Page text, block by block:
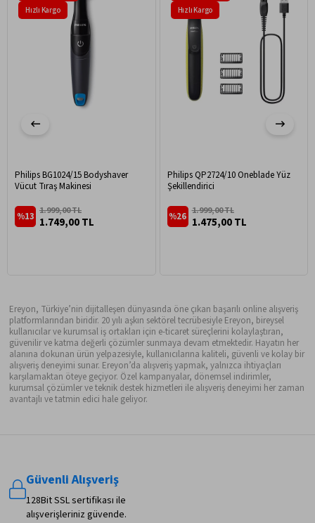
Philips BG1024/15 Bodyshaver
Vücut Tıraş Makinesi
1.749,00 TL
1.999,00 TL
%13
Hızlı Kargo
Philips QP2724/10 Oneblade Yüz
Şekillendirici
1.475,00 TL
1.999,00 TL
%26
Hızlı Kargo
Ereyon, Türkiye’nin dijitalleşen dünyasında öne çıkan başarılı online alışveriş
platformlarından biridir. 20 yılı aşkın sektörel tecrübesiyle Ereyon, bireysel
kullanıcılar ve kurumsal iş ortakları için e-ticaret süreçlerini kolaylaştıran,
güvenilir ve katma değerli çözümler sunmaya devam etmektedir. Hayatın her
alanına dokunan ürün yelpazesiyle, kullanıcılarına kaliteli, güvenli ve kolay bir
alışveriş deneyimi sunar. Ereyon’da alışveriş yapmak, yalnızca ihtiyaçları
karşılamaktan öteye geçiyor. Özel kampanyalar, dönemsel indirimler,
kurumsal çözümler ve teknik destek hizmetleri ile alışveriş deneyimi her zaman
avantajlı ve tatmin edici hale geliyor.
Güvenli Alışveriş
128Bit SSL sertifikası ile
alışverişleriniz güvende.